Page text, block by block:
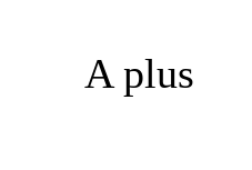
A plus